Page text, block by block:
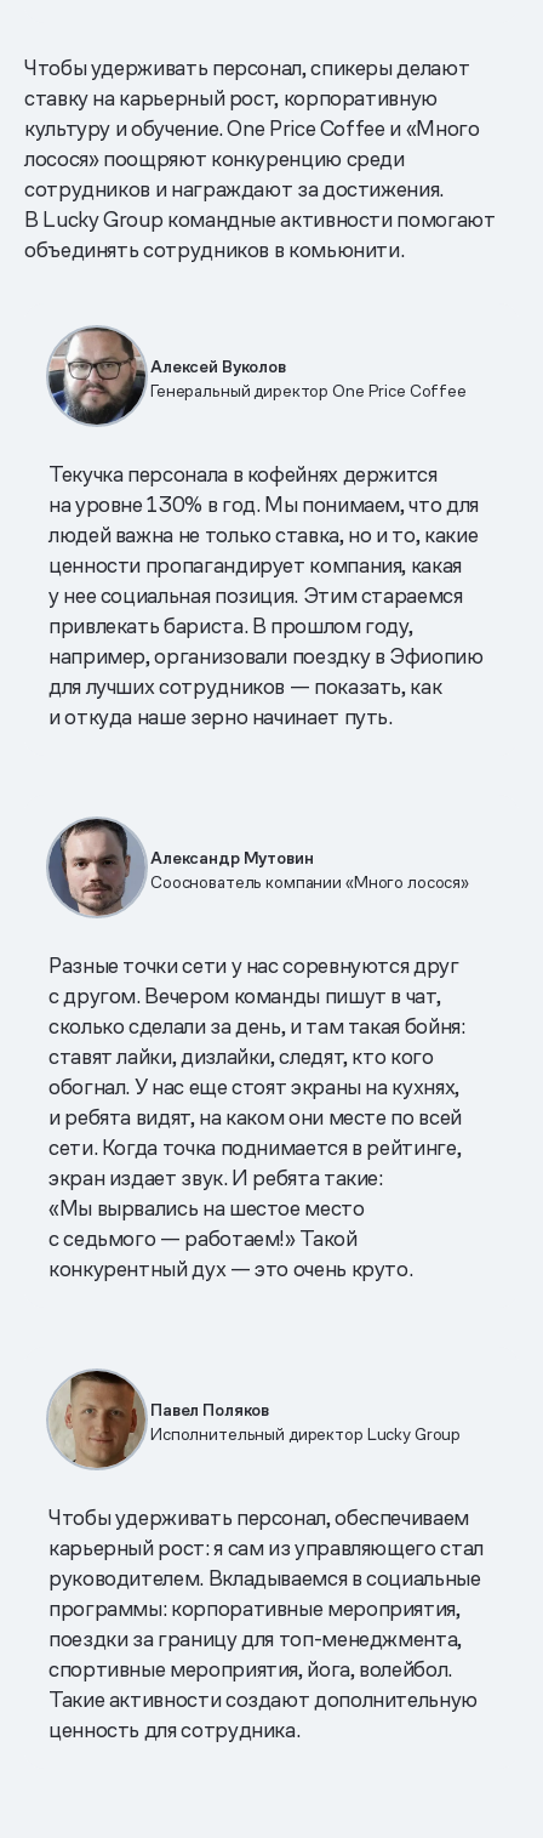
Чтобы удерживать персонал, спикеры делают
ставку на карьерный рост, корпоративную
культуру и обучение. One Price Coffee и «Много
лосося» поощряют конкуренцию среди
сотрудников и награждают за достижения.
В Lucky Group командные активности помогают
объединять сотрудников в комьюнити.
Алексей Вуколов
Генеральный директор One Price Coffee
Текучка персонала в кофейнях держится
на уровне 130% в год. Мы понимаем, что для
людей важна не только ставка, но и то, какие
ценности пропагандирует компания, какая
у нее социальная позиция. Этим стараемся
привлекать бариста. В прошлом году,
например, организовали поездку в Эфиопию
для лучших сотрудников — показать, как
и откуда наше зерно начинает путь.
Александр Мутовин
Сооснователь компании «Много лосося»
Разные точки сети у нас соревнуются друг
с другом. Вечером команды пишут в чат,
сколько сделали за день, и там такая бойня:
ставят лайки, дизлайки, следят, кто кого
обогнал. У нас еще стоят экраны на кухнях,
и ребята видят, на каком они месте по всей
сети. Когда точка поднимается в рейтинге,
экран издает звук. И ребята такие:
«Мы вырвались на шестое место
с седьмого — работаем!» Такой
конкурентный дух — это очень круто.
Павел Поляков
Исполнительный директор Lucky Group
Чтобы удерживать персонал, обеспечиваем
карьерный рост: я сам из управляющего стал
руководителем. Вкладываемся в социальные
программы: корпоративные мероприятия,
поездки за границу для топ-менеджмента,
спортивные мероприятия, йога, волейбол.
Такие активности создают дополнительную
ценность для сотрудника.